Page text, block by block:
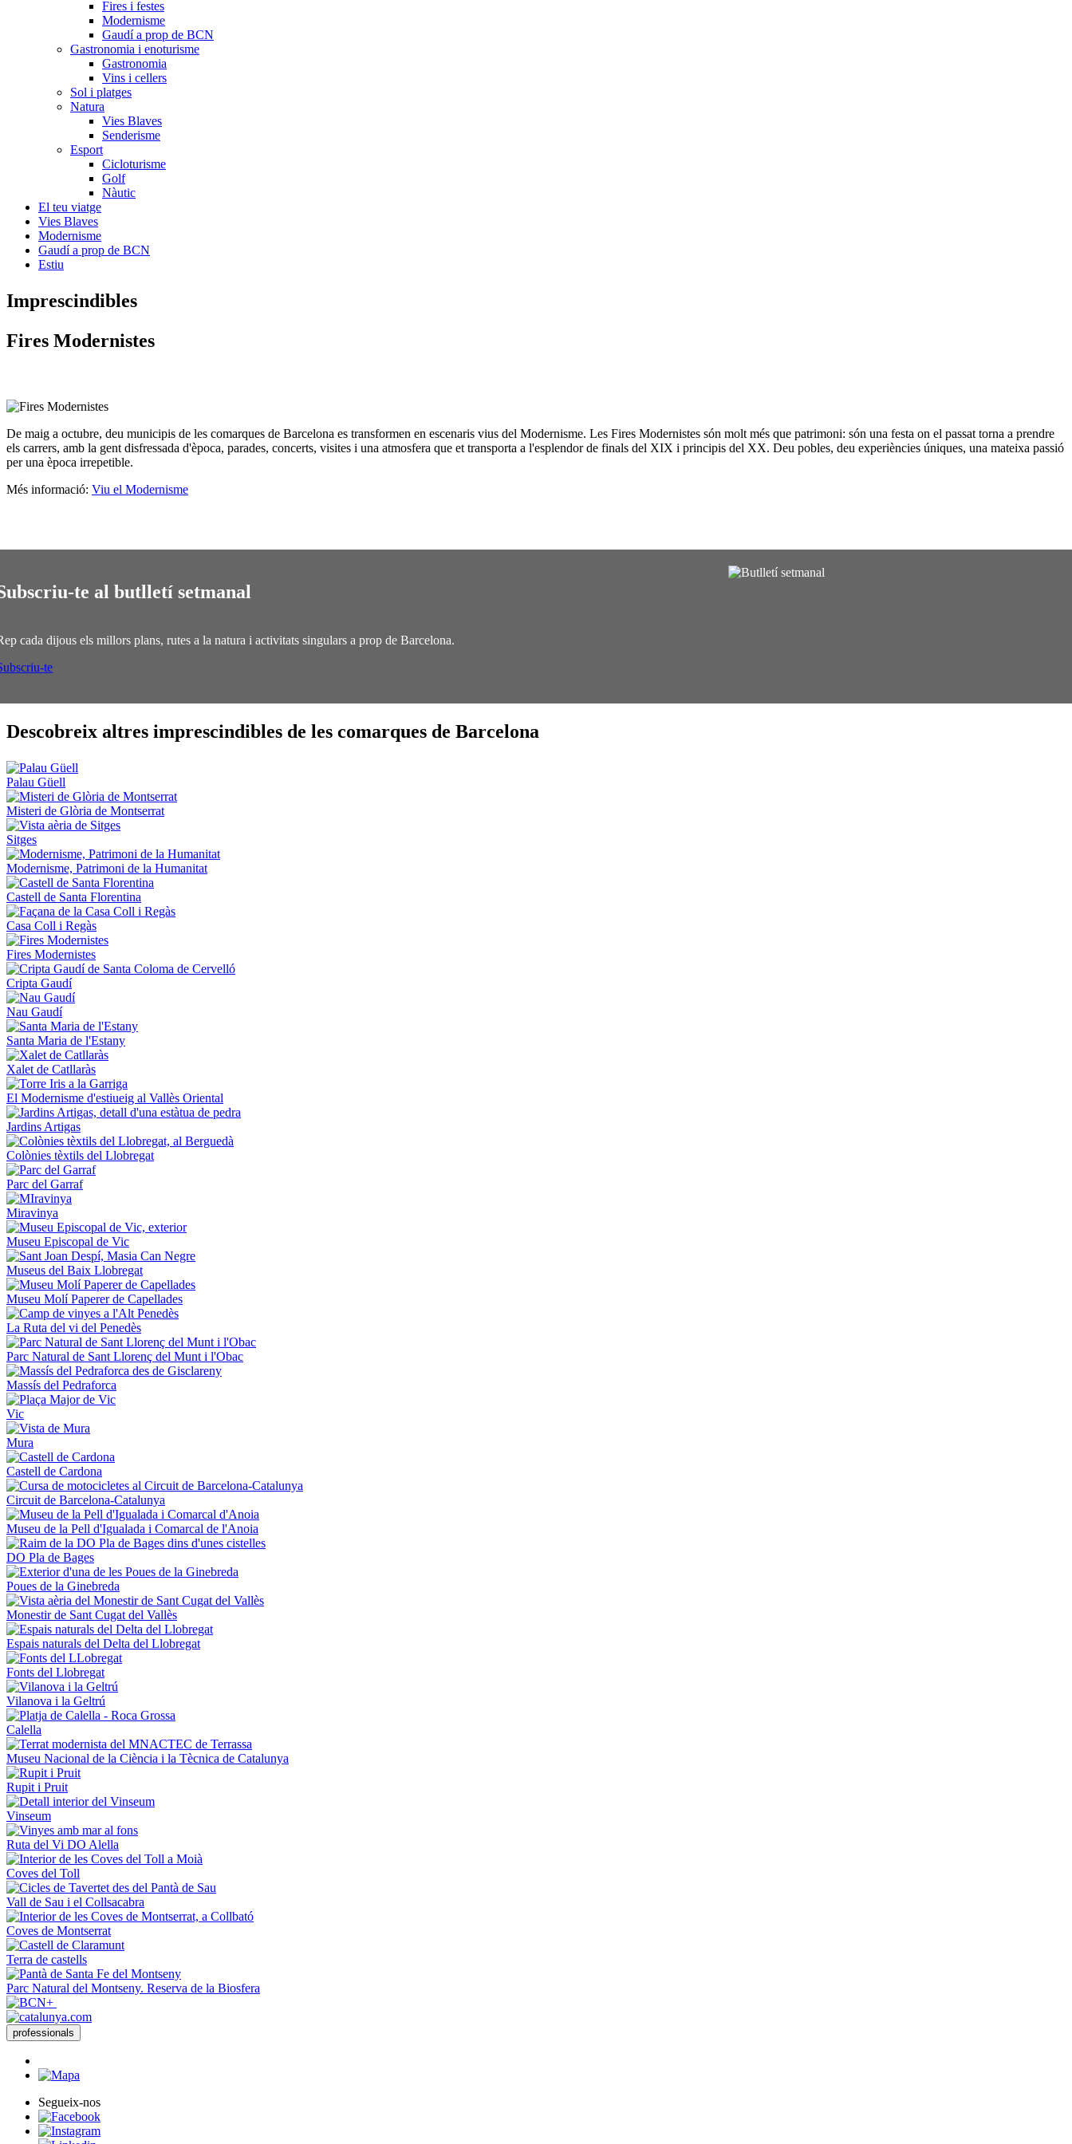
Fires i festes
Modernisme
Gaudí a prop de BCN
Gastronomia i enoturisme
Gastronomia
Vins i cellers
Sol i platges
Natura
Vies Blaves
Senderisme
Esport
Cicloturisme
Golf
Nàutic
El teu viatge
Vies Blaves
Modernisme
Gaudí a prop de BCN
Estiu
Imprescindibles
Fires Modernistes
De maig a octubre, deu municipis de les comarques de Barcelona es transformen en escenaris vius del Modernisme. Les Fires Modernistes són molt més que patrimoni: són una festa on el passat torna a prendre
els carrers, amb la gent disfressada d'època, parades, concerts, visites i una atmosfera que et transporta a l'esplendor de finals del XIX i principis del XX. Deu pobles, deu experiències úniques, una mateixa passió
per una època irrepetible.
Més informació: Viu el Modernisme
te al butlletí setmanal
cada dijous els millors plans, rutes a la natura i activitats singulars a prop de Barcelona.
te
Descobreix altres imprescindibles de les comarques de Barcelona
Palau Güell
Misteri de Glòria de Montserrat
Sitges
Modernisme, Patrimoni de la Humanitat
Castell de Santa Florentina
Casa Coll i Regàs
Fires Modernistes
Cripta Gaudí
Nau Gaudí
Santa Maria de l'Estany
Xalet de Catllaràs
El Modernisme d'estiueig al Vallès Oriental
Jardins Artigas
Colònies tèxtils del Llobregat
Parc del Garraf
Miravinya
Museu Episcopal de Vic
Museus del Baix Llobregat
Museu Molí Paperer de Capellades
La Ruta del vi del Penedès
Parc Natural de Sant Llorenç del Munt i l'Obac
Massís del Pedraforca
Vic
Mura
Castell de Cardona
Circuit de Barcelona-Catalunya
Museu de la Pell d'Igualada i Comarcal de l'Anoia
DO Pla de Bages
Poues de la Ginebreda
Monestir de Sant Cugat del Vallès
Espais naturals del Delta del Llobregat
Fonts del Llobregat
Vilanova i la Geltrú
Calella
Museu Nacional de la Ciència i la Tècnica de Catalunya
Rupit i Pruit
Vinseum
Ruta del Vi DO Alella
Coves del Toll
Vall de Sau i el Collsacabra
Coves de Montserrat
Terra de castells
Parc Natural del Montseny. Reserva de la Biosfera
professionals
Segueix-nos